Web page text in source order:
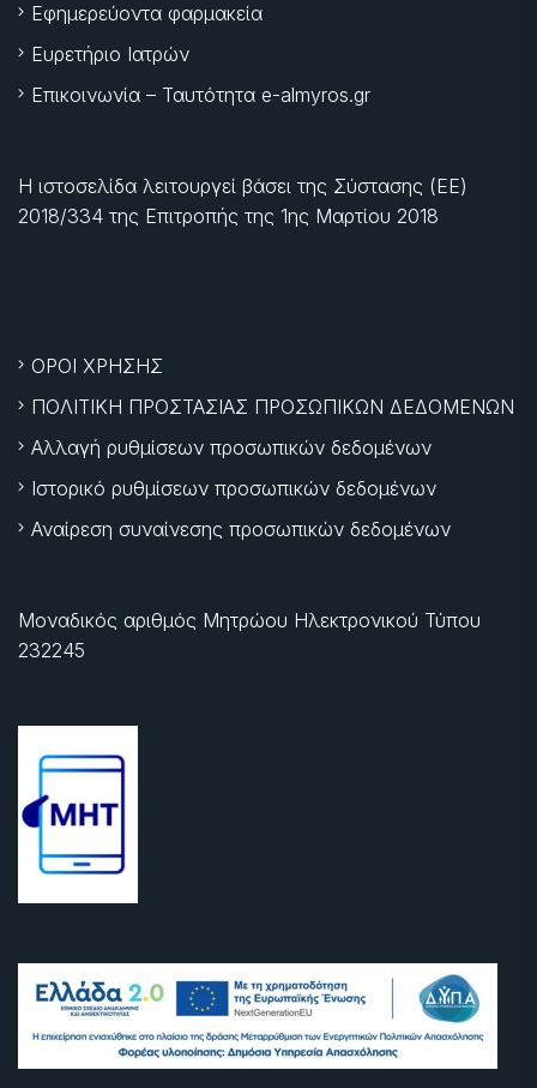
Εφημερεύοντα φαρμακεία
Ευρετήριο Ιατρών
Επικοινωνία – Ταυτότητα e-almyros.gr
Η ιστοσελίδα λειτουργεί βάσει της Σύστασης (ΕΕ)
2018/334 της Επιτροπής της 1ης Μαρτίου 2018
ΟΡΟΙ ΧΡΗΣΗΣ
ΠΟΛΙΤΙΚΗ ΠΡΟΣΤΑΣΙΑΣ ΠΡΟΣΩΠΙΚΩΝ ΔΕΔΟΜΕΝΩΝ
Αλλαγή ρυθμίσεων προσωπικών δεδομένων
Ιστορικό ρυθμίσεων προσωπικών δεδομένων
Αναίρεση συναίνεσης προσωπικών δεδομένων
Μοναδικός αριθμός Μητρώου Ηλεκτρονικού Τύπου
232245